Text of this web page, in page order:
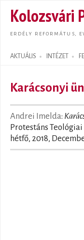
Kolozsvári
ERDÉLY REFORMÁTUS,
AKTUÁLIS INTÉZET
Search form
Karácsonyi
Andrei Imelda:
Protestáns
hétfő, 2018,